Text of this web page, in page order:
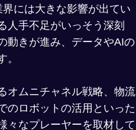
には大きな影響が出てい
人手不足がいっそう深刻
動きが進み、データやAIの
オムニチャネル戦略、物流
のロボットの活用といった
々なプレーヤーを取材して